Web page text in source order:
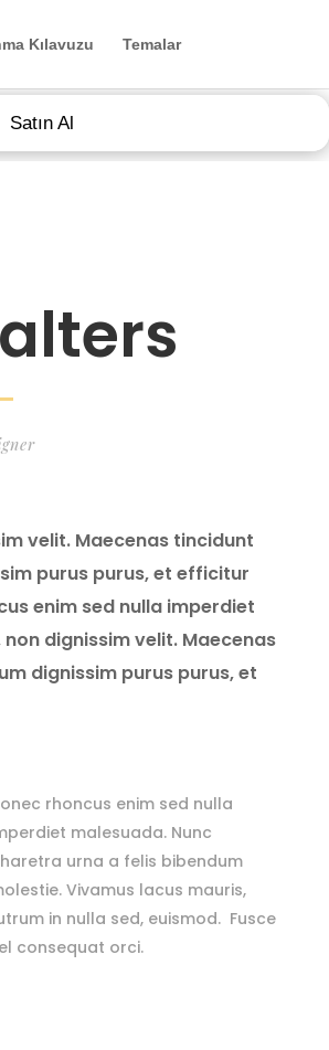
Kılavuzu Temalar
Satın Al
velit. Maecenas tincidunt
purus purus, et efficitur
enim sed nulla imperdiet
dignissim velit. Maecenas
dignissim purus purus, et
rhoncus enim sed nulla
malesuada. Nunc
urna a felis bibendum
Vivamus lacus mauris,
in nulla sed, euismod. Fusce
consequat orci.